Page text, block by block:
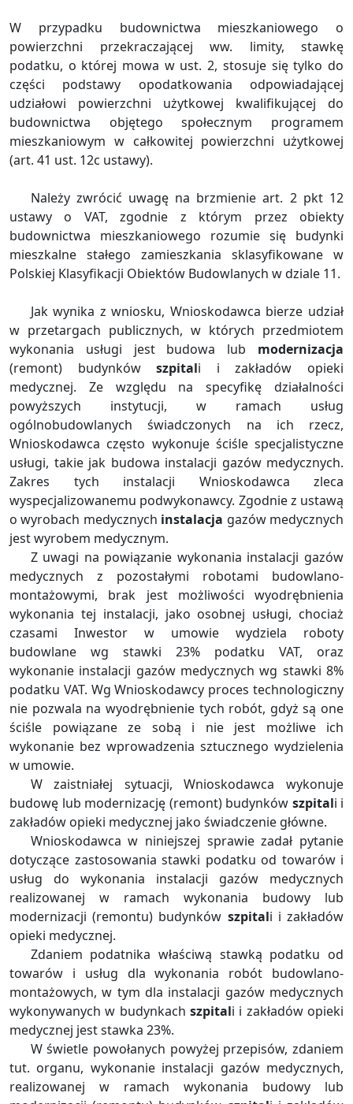
W przypadku budownictwa mieszkaniowego o
powierzchni przekraczającej ww. limity, stawkę
podatku, o której mowa w ust. 2, stosuje się tylko do
części podstawy opodatkowania odpowiadającej
udziałowi powierzchni użytkowej kwalifikującej do
budownictwa objętego społecznym programem
mieszkaniowym w całkowitej powierzchni użytkowej
(art. 41 ust. 12c ustawy).
Należy zwrócić uwagę na brzmienie art. 2 pkt 12
ustawy o VAT, zgodnie z którym przez obiekty
budownictwa mieszkaniowego rozumie się budynki
mieszkalne stałego zamieszkania sklasyfikowane w
Polskiej Klasyfikacji Obiektów Budowlanych w dziale 11.
Jak wynika z wniosku, Wnioskodawca bierze udział
w przetargach publicznych, w których przedmiotem
wykonania usługi jest budowa lub modernizacja
(remont) budynkówszpitali i zakładów opieki
medycznej. Ze względu na specyfikę działalności
powyższych instytucji, w ramach usług
ogólnobudowlanych świadczonych na ich rzecz,
Wnioskodawca często wykonuje ściśle specjalistyczne
usługi, takie jak budowa instalacji gazów medycznych.
Zakres tych instalacji Wnioskodawca zleca
wyspecjalizowanemu podwykonawcy. Zgodnie z ustawą
o wyrobach medycznych instalacja gazów medycznych
jest wyrobem medycznym.
Z uwagi na powiązanie wykonania instalacji gazów
medycznych z pozostałymi robotami budowlano-
montażowymi, brak jest możliwości wyodrębnienia
wykonania tej instalacji, jako osobnej usługi, chociaż
czasami Inwestor w umowie wydziela roboty
budowlane wg stawki 23% podatku VAT, oraz
wykonanie instalacji gazów medycznych wg stawki 8%
podatku VAT. Wg Wnioskodawcy proces technologiczny
nie pozwala na wyodrębnienie tych robót, gdyż są one
ściśle powiązane ze sobą i nie jest możliwe ich
wykonanie bez wprowadzenia sztucznego wydzielenia
w umowie.
W zaistniałej sytuacji, Wnioskodawca wykonuje
budowę lub modernizację (remont) budynków szpitali i
zakładów opieki medycznej jako świadczenie główne.
Wnioskodawca w niniejszej sprawie zadał pytanie
dotyczące zastosowania stawki podatku od towarów i
usług do wykonania instalacji gazów medycznych
realizowanej w ramach wykonania budowy lub
modernizacji (remontu) budynków szpitali i zakładów
opieki medycznej.
Zdaniem podatnika właściwą stawką podatku od
towarów i usług dla wykonania robót budowlano-
montażowych, w tym dla instalacji gazów medycznych
wykonywanych w budynkach szpitali i zakładów opieki
medycznej jest stawka 23%.
W świetle powołanych powyżej przepisów, zdaniem
tut. organu, wykonanie instalacji gazów medycznych,
realizowanej w ramach wykonania budowy lub